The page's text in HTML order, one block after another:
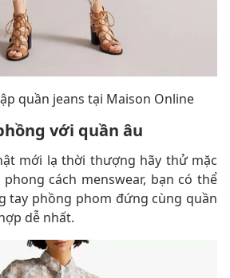
quần jeans tại Maison Online
với quần âu
mới lạ thời thượng hãy thử mặc
cách menswear, bạn có thể
tay phồng phom đứng cùng quần
dễ nhất.